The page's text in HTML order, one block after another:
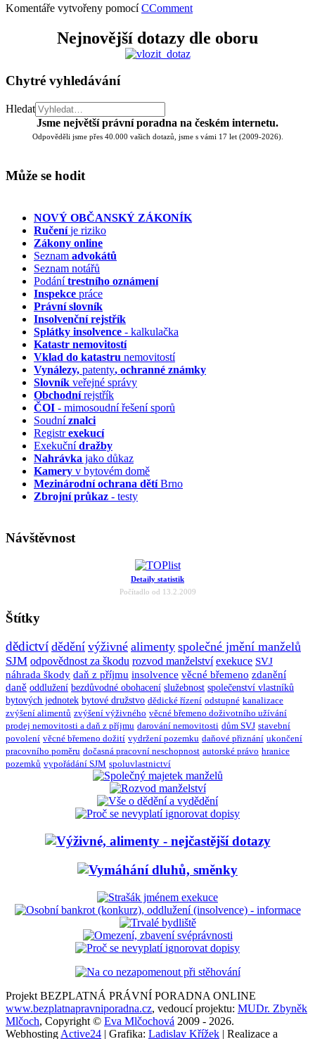
Komentáře vytvořeny pomocíCComment
Nejnovější dotazy dle oboru
Chytré vyhledávání
Hledat
Jsme největší právní poradna na českém internetu.
Odpověděli jsme přes 40.000 vašich dotazů, jsme s vámi 17 let (2009-2026).
Může se hodit
NOVÝ OBČANSKÝ ZÁKONÍK
Ručeníje riziko
Zákony online
Seznam advokátů
Seznam notářů
Podánítrestního oznámení
Inspekce práce
Právní slovník
Insolvenčnírejstřík
Splátky insolvence - kalkulačka
Katastr nemovitostí
Vklad do katastru nemovitostí
Vynálezy, patenty, ochranné známky
Slovník veřejné správy
Obchodnírejstřík
ČOI - mimosoudní řešení sporů
Soudníznalci
Registrexekucí
Exekučnídražby
Nahrávka jako důkaz
Kamery v bytovém domě
Mezinárodní ochrana dětíBrno
Zbrojní průkaz - testy
Návštěvnost
Detaily statistik
Počítadlo od 13.2.2009
Štítky
dědictví dědění výživné alimenty společné jmění manželů
SJM odpovědnost za škodu rozvod manželství exekuce SVJ
náhrada škody daň z příjmu insolvence věcné břemeno zdanění
daně oddlužení bezdůvodné obohacení služebnost společenství vlastníků
bytových jednotek bytové družstvo dědické řízení odstupné kanalizace
zvýšení alimentů zvýšení výživného věcné břemeno doživotního užívání
prodej nemovitosti a daň z příjmu darování nemovitosti dům SVJ stavební
povolení věcné břemeno dožití vydržení pozemku daňové přiznání ukončení
pracovního poměru dočasná pracovní neschopnost autorské právo hranice
pozemků vypořádání SJM spoluvlastnictví
Projekt BEZPLATNÁ PRÁVNÍ PORADNA ONLINE
www.bezplatnapravniporadna.cz, vedoucí projektu: MUDr. Zbyněk
Mlčoch, Copyright © Eva Mlčochová 2009 - 2026.
Webhosting Active24 | Grafika: Ladislav Křížek | Realizace a